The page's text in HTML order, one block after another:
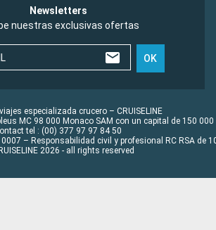
Newsletters
nuestras exclusivas ofertas
OK
especializada crucero – CRUISELINE
MC 98 000 Monaco SAM con un capital de 150 000
tel : (00) 377 97 97 84 50
– Responsabilidad civil y profesional RC RSA de
2026 - all rights reserved